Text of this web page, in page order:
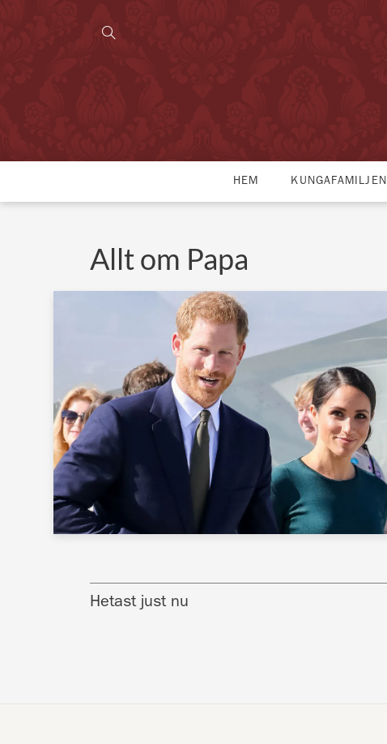
HEM KUNGAFAMILJEN
Allt om Papa
Hetast just nu